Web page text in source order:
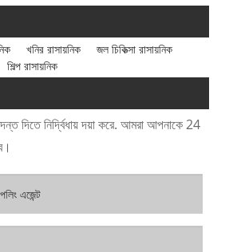
খনির রাসায়নিক
জল চিকিত্সা রাসায়নিক
শিল্প রাসায়নিক
দিতে নির্দ্বিধায় দয়া করে. আমরা আপনাকে 24